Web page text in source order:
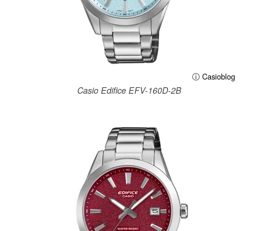
ⓘ Casioblog
Casio Edifice EFV-160D-2B